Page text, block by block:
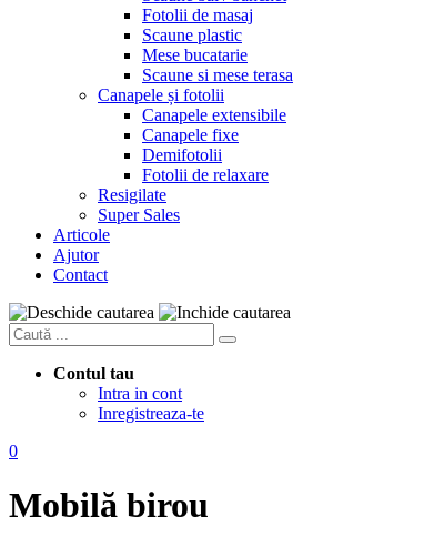
Fotolii de masaj
Scaune plastic
Mese bucatarie
Scaune si mese terasa
Canapele și fotolii
Canapele extensibile
Canapele fixe
Demifotolii
Fotolii de relaxare
Resigilate
Super Sales
Articole
Ajutor
Contact
Contul tau
Intra in cont
Inregistreaza-te
0
Mobilă birou